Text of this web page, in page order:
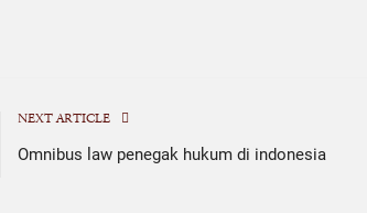
NEXT ARTICLE
Omnibus law penegak hukum di indonesia